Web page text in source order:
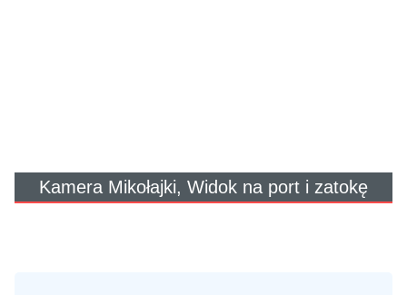
Kamera Mikołajki, Widok na port i zatokę